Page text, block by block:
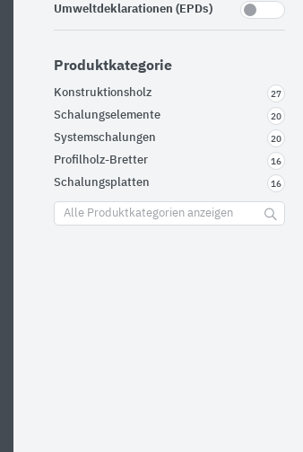
Umweltdeklarationen (EPDs)
Produktkategorie
Konstruktionsholz 27
Schalungselemente 20
Systemschalungen 20
Profilholz-Bretter 16
Schalungsplatten 16
Alle Produktkategorien anzeigen